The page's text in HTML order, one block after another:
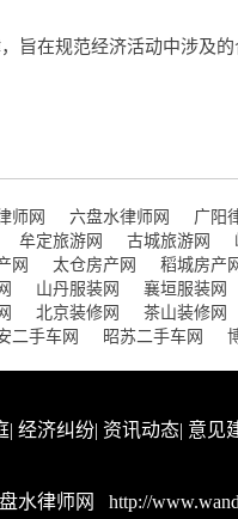
在规范经济活动中涉及
师网 六盘水律师网 广阳
牟定旅游网 古城旅游网
网 太仓房产网 稻城房产
山丹服装网 襄垣服装网
北京装修网 茶山装修网
二手车网 昭苏二手车网
| 经济纠纷| 资讯动态| 意见
水律师网 http://